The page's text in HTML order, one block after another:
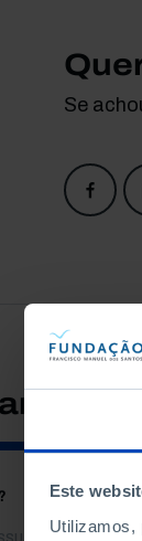
Este
Utilizamos,
Se
a